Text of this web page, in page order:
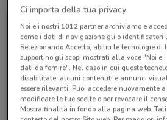
Ci importa della tua privacy
Noi e i nostri 1012partner archiviamo e
come i dati di navigazione gli o identificatori
Selezionando Accetto, abiliti le tecnologie
supportino gli scopi mostrati alla voce "Noi e
dati da fornire". Nel caso in cui queste
disabilitate, alcuni contenuti e annunci
essere rilevanti. Puoi accedere nuovamente
modificare le tue scelte o per revocare il
Mostra finalità in fondo alla pagina web.